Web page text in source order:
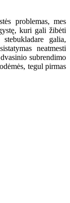
problemas, mes
kuri gali žibėti
galia,
neatmesti
subrendimo
tegul pirmas